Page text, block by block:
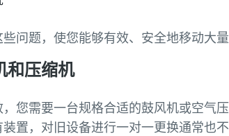
问题，使您能够有效、安全地移动大
和压缩机
您需要一台规格合适的鼓风机或空气
置，对旧设备进行一对一更换通常也